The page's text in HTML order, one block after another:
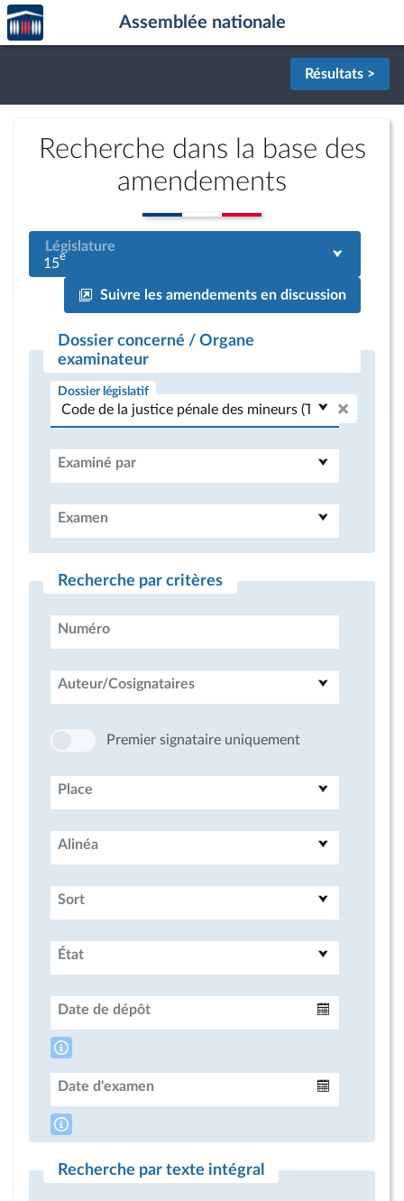
Aller au contenu
Aller en bas de la page
Accèder
à la
page
Assemblée nationale
Résultats >
Recherche dans la base des
amendements
Législature
15e
Suivre les amendements en discussion
Dossier concerné / Organe
examinateur
Dossier législatif
Examiné par
Examen
Recherche par critères
Numéro
Auteur/Cosignataires
Premier signataire uniquement
Place
Alinéa
Sort
État
Date de dépôt
Date d'examen
Recherche par texte intégral